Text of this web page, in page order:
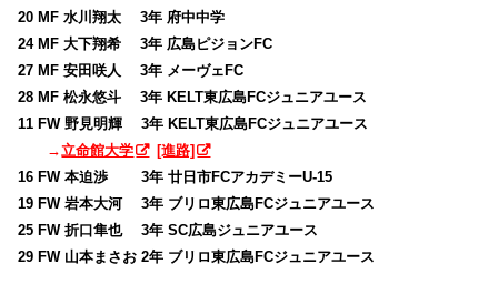
20 MF 水川翔太 3年 府中中学
24 MF 大下翔希 3年 広島ピジョンFC
27 MF 安田咲人 3年 メーヴェFC
28 MF 松永悠斗 3年 KELT東広島FCジュニアユース
11 FW 野見明輝 3年 KELT東広島FCジュニアユース
→立命館大学
[進路]
16 FW 本迫渉 3年 廿日市FCアカデミーU-15
19 FW 岩本大河 3年 ブリロ東広島FCジュニアユース
25 FW 折口隼也 3年 SC広島ジュニアユース
29 FW 山本まさお 2年 ブリロ東広島FCジュニアユース